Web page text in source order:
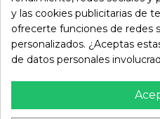
Puede darse de baja en cualquier
información de contacto en el aviso
y las cookies publicitarias de
ofrecerte funciones de redes
personalizados. ¿Aceptas
de datos personales